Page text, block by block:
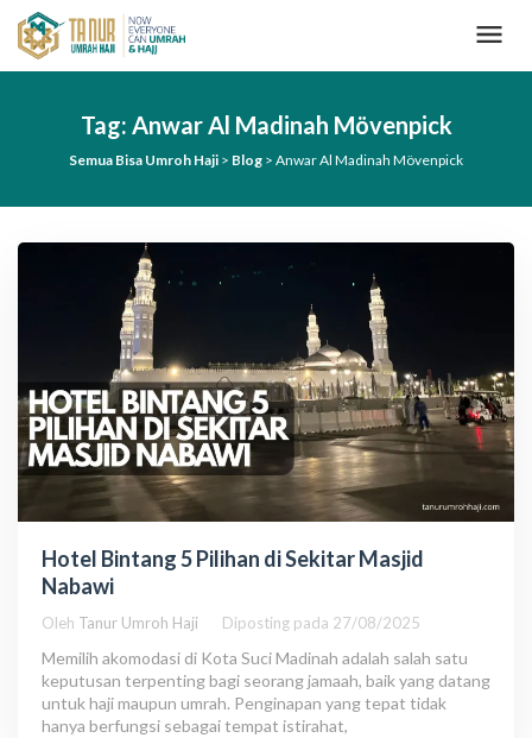
c
o
Tag: Anwar Al Madinah Mövenpick
Semua Bisa Umroh Haji > Blog > Anwar Al Madinah Mövenpick
Hotel Bintang 5 Pilihan di Sekitar Masjid
Nabawi
Oleh Tanur Umroh Haji Diposting pada 27/08/2025
Memilih akomodasi di Kota Suci Madinah adalah salah satu
keputusan terpenting bagi seorang jamaah, baik yang datang
untuk haji maupun umrah. Penginapan yang tepat tidak
hanya berfungsi sebagai tempat istirahat,